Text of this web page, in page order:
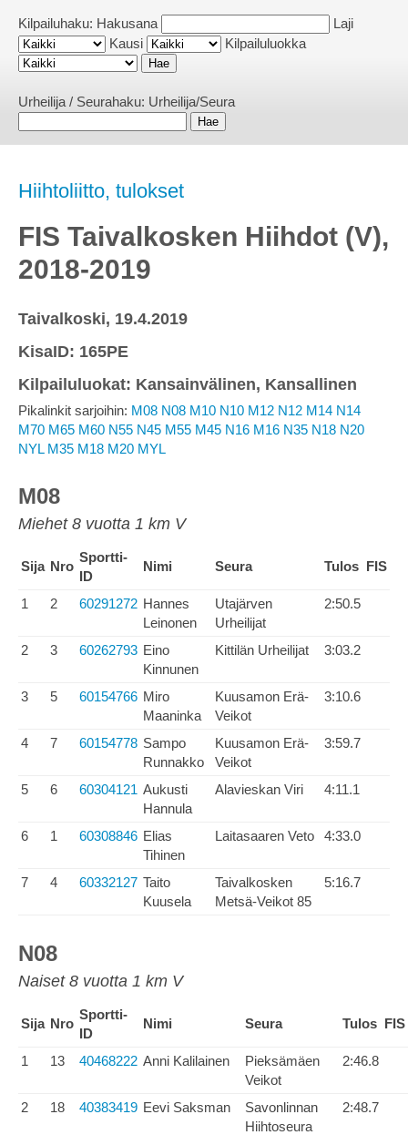
Kilpailuhaku: Hakusana
Laji
Kausi
Kilpailuluokka
Urheilija / Seurahaku: Urheilija/Seura
Hiihtoliitto, tulokset
FIS Taivalkosken Hiihdot (V),
2018-2019
Taivalkoski, 19.4.2019
KisaID: 165PE
Kilpailuluokat: Kansainvälinen, Kansallinen
Pikalinkit sarjoihin: M08 N08 M10 N10 M12 N12 M14 N14
M70 M65 M60 N55 N45 M55 M45 N16 M16 N35 N18 N20
NYL M35 M18 M20 MYL
M08
Miehet 8 vuotta 1 km V
Sija Nro
Sportti-
ID
Nimi Seura Tulos FIS
1 2 60291272 Hannes
Leinonen
Utajärven
Urheilijat
2:50.5
2 3 60262793 Eino
Kinnunen
Kittilän Urheilijat 3:03.2
3 5 60154766 Miro
Maaninka
Kuusamon Erä-
Veikot
3:10.6
4 7 60154778 Sampo
Runnakko
Kuusamon Erä-
Veikot
3:59.7
5 6 60304121 Aukusti
Hannula
Alavieskan Viri 4:11.1
6 1 60308846 Elias
Tihinen
Laitasaaren Veto 4:33.0
7 4 60332127 Taito
Kuusela
Taivalkosken
Metsä-Veikot 85
5:16.7
N08
Naiset 8 vuotta 1 km V
Sija Nro
Sportti-
ID
Nimi Seura Tulos FIS
1 13 40468222 Anni Kalilainen
Pieksämäen
Veikot
2:46.8
2 18 40383419 Eevi Saksman
Savonlinnan
Hiihtoseura
2:48.7